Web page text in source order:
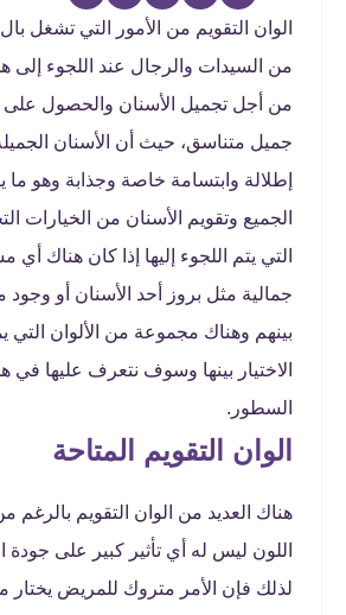
الوان التقويم من الأمور التي تشغل بال
من السيدات والرجال عند اللجوء إلى هذا
من أجل تجميل الأسنان والحصول
جميل متناسق، حيث أن الأسنان
إطلالة وابتسامة خاصة وجذابة وهو
الجميع وتقويم الأسنان من الخيارات
التي يتم اللجوء إليها إذا كان هناك أي
جمالية مثل بروز أحد الأسنان أو وجود
بينهم وهناك مجموعة من الألوان التي
الاختيار بينها وسوف نتعرف عليها في
السطور.
الوان التقويم المتاحة
هناك العديد من الوان التقويم بالرغم
اللون ليس له أي تأثير كبير على جودة
لذلك فإن الأمر متروك للمريض يختار